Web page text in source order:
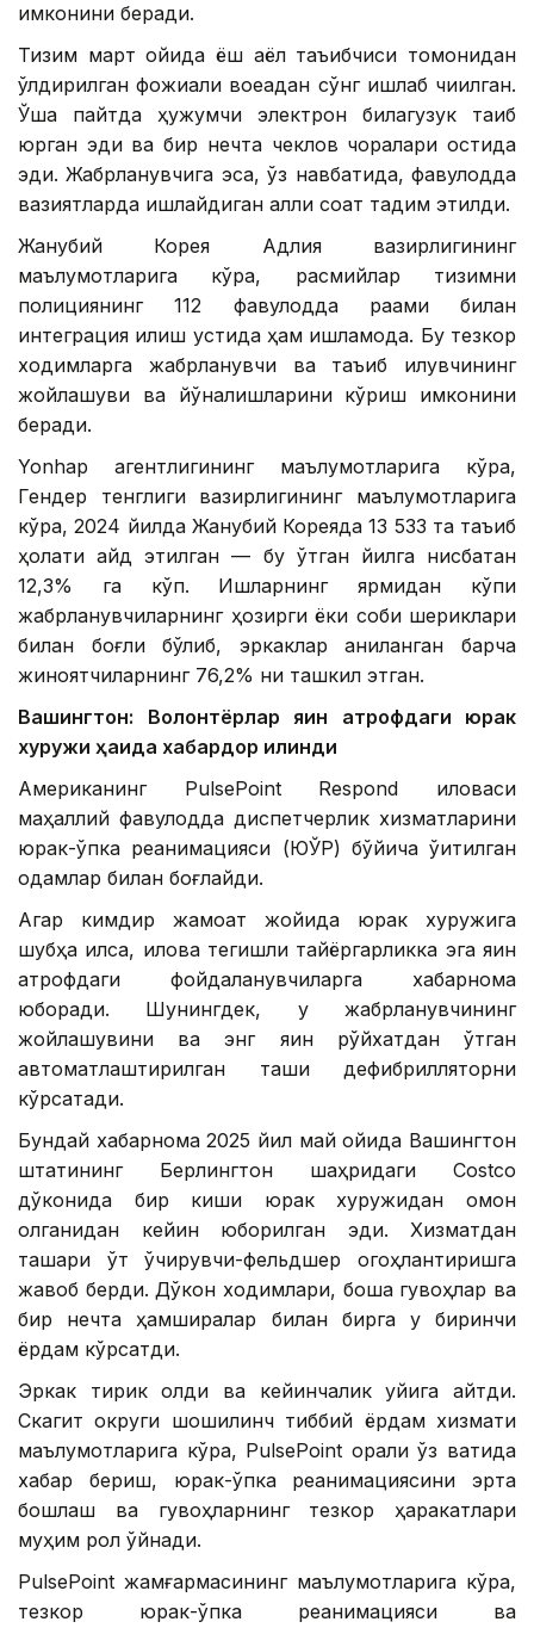
имконини беради.
Тизим март ойида ёш аёл таъқибчиси томонидан
ўлдирилган фожиали воқеадан сўнг ишлаб чиқилган.
Ўша пайтда ҳужумчи электрон билагузук тақиб
юрган эди ва бир нечта чеклов чоралари остида
эди. Жабрланувчига эса, ўз навбатида, фавқулодда
вазиятларда ишлайдиган ақлли соат тақдим этилди.
Жанубий Корея Адлия вазирлигининг
маълумотларига кўра, расмийлар тизимни
полициянинг 112 фавқулодда рақами билан
интеграция қилиш устида ҳам ишламоқда. Бу тезкор
ходимларга жабрланувчи ва таъқиб қилувчининг
жойлашуви ва йўналишларини кўриш имконини
беради.
Yonhap агентлигининг маълумотларига кўра,
Гендер тенглиги вазирлигининг маълумотларига
кўра, 2024 йилда Жанубий Кореяда 13 533 та таъқиб
ҳолати қайд этилган — бу ўтган йилга нисбатан
12,3% га кўп. Ишларнинг ярмидан кўпи
жабрланувчиларнинг ҳозирги ёки собиқ шериклари
билан боғлиқ бўлиб, эркаклар аниқланган барча
жиноятчиларнинг 76,2% ни ташкил этган.
Вашингтон: Волонтёрлар яқин атрофдаги юрак
хуружи ҳақида хабардор қилинди
Американинг PulsePoint Respond иловаси
маҳаллий фавқулодда диспетчерлик хизматларини
юрак-ўпка реанимацияси (ЮЎР) бўйича ўқитилган
одамлар билан боғлайди.
Агар кимдир жамоат жойида юрак хуружига
шубҳа қилса, илова тегишли тайёргарликка эга яқин
атрофдаги фойдаланувчиларга хабарнома
юборади. Шунингдек, у жабрланувчининг
жойлашувини ва энг яқин рўйхатдан ўтган
автоматлаштирилган ташқи дефибрилляторни
кўрсатади.
Бундай хабарнома 2025 йил май ойида Вашингтон
штатининг Берлингтон шаҳридаги Costco
дўконида бир киши юрак хуружидан омон
қолганидан кейин юборилган эди. Хизматдан
ташқари ўт ўчирувчи-фельдшер огоҳлантиришга
жавоб берди. Дўкон ходимлари, бошқа гувоҳлар ва
бир нечта ҳамширалар билан бирга у биринчи
ёрдам кўрсатди.
Эркак тирик қолди ва кейинчалик уйига қайтди.
Скагит округи шошилинч тиббий ёрдам хизмати
маълумотларига кўра, PulsePoint орқали ўз вақтида
хабар бериш, юрак-ўпка реанимациясини эрта
бошлаш ва гувоҳларнинг тезкор ҳаракатлари
муҳим рол ўйнади.
PulsePoint жамғармасининг маълумотларига кўра,
тезкор юрак-ўпка реанимацияси ва